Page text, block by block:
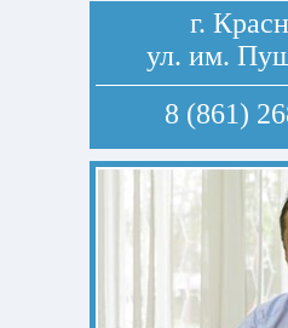
г.
ул. им.
8 (861)